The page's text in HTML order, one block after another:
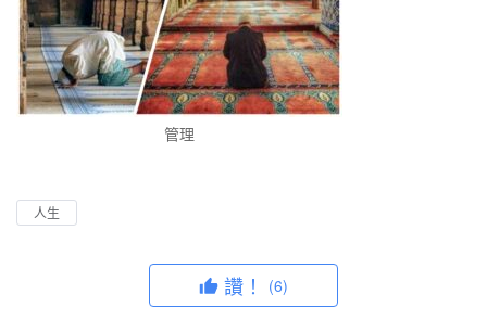
管理
人生
讚！ (6)